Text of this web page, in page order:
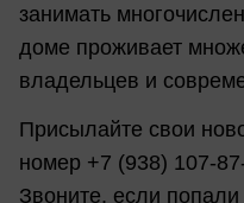
занимать
доме проживает
владельцев и
Присылайте свои
номер +7 (938) 107-
Звоните, если